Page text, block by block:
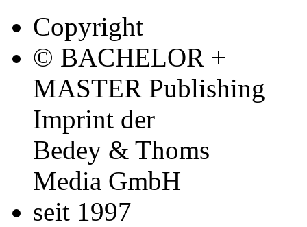
Copyright
© BACHELOR +
MASTER Publishing
Imprint der
Bedey & Thoms
Media GmbH
seit 1997